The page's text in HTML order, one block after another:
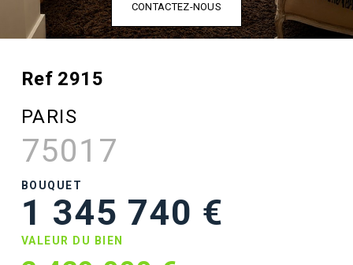
CONTACTEZ-NOUS
Ref 2915
PARIS
75017
BOUQUET
1 345 740 €
VALEUR DU BIEN